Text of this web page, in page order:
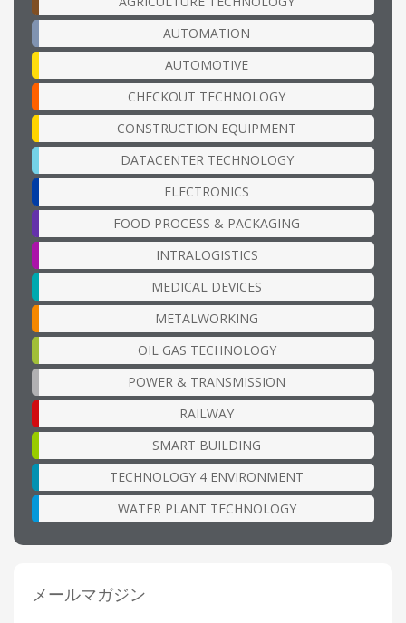
AUTOMATION
AUTOMOTIVE
CHECKOUT TECHNOLOGY
CONSTRUCTION EQUIPMENT
DATACENTER TECHNOLOGY
ELECTRONICS
FOOD PROCESS & PACKAGING
INTRALOGISTICS
MEDICAL DEVICES
METALWORKING
OIL GAS TECHNOLOGY
POWER & TRANSMISSION
RAILWAY
SMART BUILDING
TECHNOLOGY 4 ENVIRONMENT
WATER PLANT TECHNOLOGY
メールマガジン